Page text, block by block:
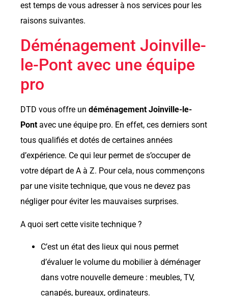
est temps de vous adresser à nos services pour les
raisons suivantes.
Déménagement Joinville-
le-Pont avec une équipe
pro
DTD vous offre un déménagement Joinville-le-
Pont avec une équipe pro. En effet, ces derniers sont
tous qualifiés et dotés de certaines années
d’expérience. Ce qui leur permet de s’occuper de
votre départ de A à Z. Pour cela, nous commençons
par une visite technique, que vous ne devez pas
négliger pour éviter les mauvaises surprises.
A quoi sert cette visite technique ?
C’est un état des lieux qui nous permet
d’évaluer le volume du mobilier à déménager
dans votre nouvelle demeure : meubles, TV,
canapés, bureaux, ordinateurs.